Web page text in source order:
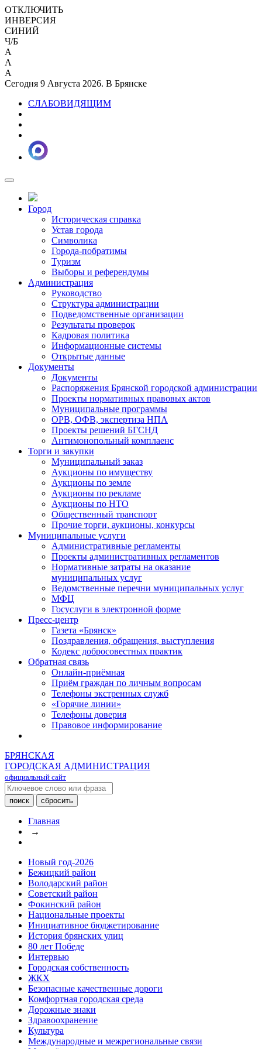
ОТКЛЮЧИТЬ
ИНВЕРСИЯ
СИНИЙ
Ч/Б
A
A
A
Сегодня 9 Августа 2026. В Брянске
СЛАБОВИДЯЩИМ
Город
Историческая справка
Устав города
Символика
Города-побратимы
Туризм
Выборы и референдумы
Администрация
Руководство
Структура администрации
Подведомственные организации
Результаты проверок
Кадровая политика
Информационные системы
Открытые данные
Документы
Документы
Распоряжения Брянской городской администрации
Проекты нормативных правовых актов
Муниципальные программы
ОРВ, ОФВ, экспертиза НПА
Проекты решений БГСНД
Антимонопольный комплаенс
Торги и закупки
Муниципальный заказ
Аукционы по имуществу
Аукционы по земле
Аукционы по рекламе
Аукционы по НТО
Общественный транспорт
Прочие торги, аукционы, конкурсы
Муниципальные услуги
Административные регламенты
Проекты административных регламентов
Нормативные затраты на оказание
муниципальных услуг
Ведомственные перечни муниципальных услуг
МФЦ
Госуслуги в электронной форме
Пресс-центр
Газета «Брянск»
Поздравления, обращения, выступления
Кодекс добросовестных практик
Обратная связь
Онлайн-приёмная
Приём граждан по личным вопросам
Телефоны экстренных служб
«Горячие линии»
Телефоны доверия
Правовое информирование
БРЯНСКАЯ
ГОРОДСКАЯ АДМИНИСТРАЦИЯ
официальный сайт
Главная
→
Новый год-2026
Бежицкий район
Володарский район
Советский район
Фокинский район
Национальные проекты
Инициативное бюджетирование
История брянских улиц
80 лет Победе
Интервью
Городская собственность
ЖКХ
Безопасные качественные дороги
Комфортная городская среда
Дорожные знаки
Здравоохранение
Культура
Международные и межрегиональные связи